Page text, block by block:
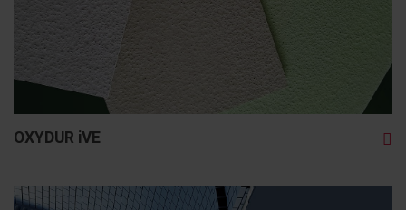
OXYDUR iVE